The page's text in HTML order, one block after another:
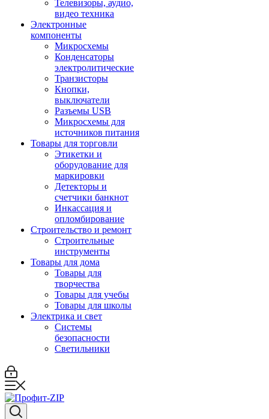
Телевизоры, аудио,
видео техника
Электронные
компоненты
Микросхемы
Конденсаторы
электролитические
Транзисторы
Кнопки,
выключатели
Разъемы USB
Микросхемы для
источников питания
Товары для торговли
Этикетки и
оборудование для
маркировки
Детекторы и
счетчики банкнот
Инкассация и
опломбирование
Строительство и ремонт
Строительные
инструменты
Товары для дома
Товары для
творчества
Товары для учебы
Товары для школы
Электрика и свет
Системы
безопасности
Светильники